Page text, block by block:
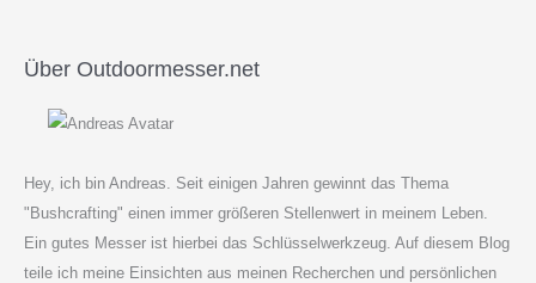
Über Outdoormesser.net
Hey, ich bin Andreas. Seit einigen Jahren gewinnt das Thema
"Bushcrafting" einen immer größeren Stellenwert in meinem Leben.
Ein gutes Messer ist hierbei das Schlüsselwerkzeug. Auf diesem Blog
teile ich meine Einsichten aus meinen Recherchen und persönlichen